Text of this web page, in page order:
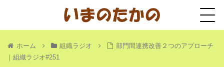
ホーム 組織ラジオ
部門間連携改善２つのアプローチ
｜組織ラジオ#251